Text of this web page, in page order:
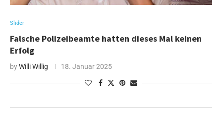
Slider
Falsche Polizeibeamte hatten dieses Mal keinen
Erfolg
byWilli Willig 18. Januar 2025